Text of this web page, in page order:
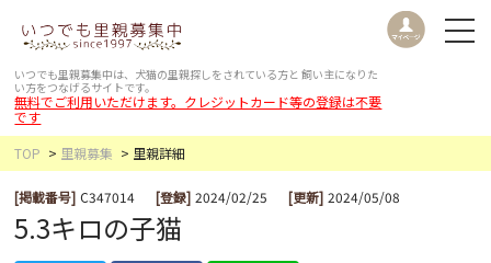
いつでも里親募集中は、犬猫の里親探しをされている方と 飼い主になりた
い方をつなげるサイトです。
無料でご利用いただけます。クレジットカード等の登録は不要
です
TOP
里親募集 里親詳細
[掲載番号] C347014 [登録] 2024/02/25 [更新] 2024/05/08
5.3キロの子猫